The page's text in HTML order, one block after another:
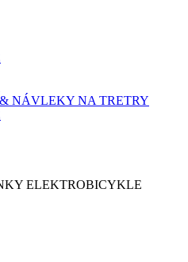
NÁVLEKY NA TRETRY
ELEKTROBICYKLE